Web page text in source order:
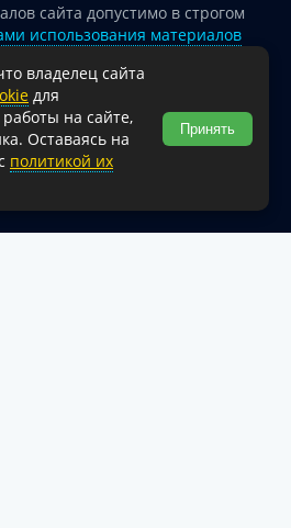
сайта допустимо в строгом
использования материалов
информации ссылка
Интернет обязательна
официальный интернет-портал
муниципального округа.
владелец сайта
для
на сайте,
Оставаясь на
политикой их
Принять